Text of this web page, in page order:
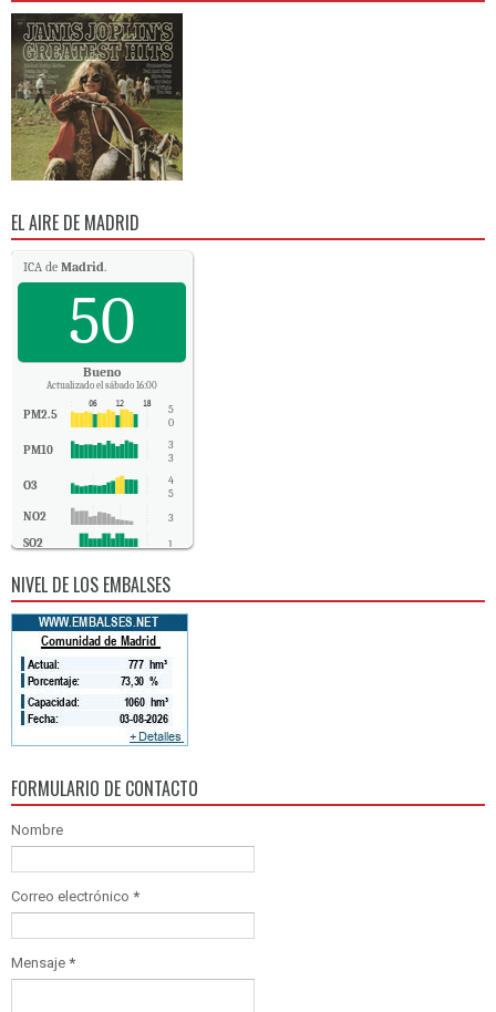
EL AIRE DE MADRID
ICA de Madrid.
50
Bueno
Actualizado el sábado 16:00
PM2.5
5
0
PM10
3
3
O3
4
5
NO2 3
SO2 1
NIVEL DE LOS EMBALSES
FORMULARIO DE CONTACTO
Nombre
Correo electrónico *
Mensaje *